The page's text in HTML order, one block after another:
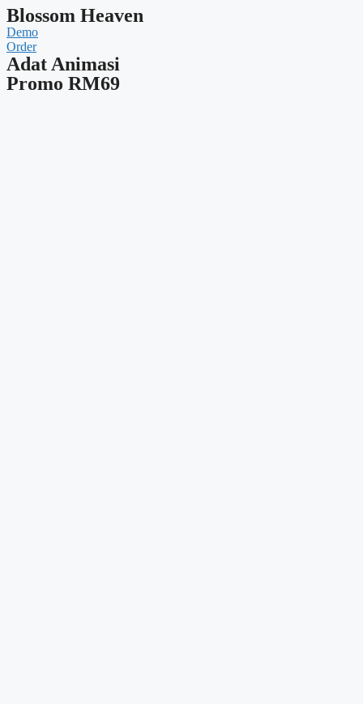
Blossom Heaven
Demo
Order
Adat Animasi
Promo RM69